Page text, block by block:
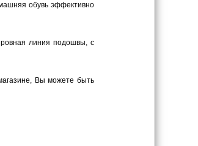
обувь эффективно
ровная линия подошвы, с
Вы можете быть